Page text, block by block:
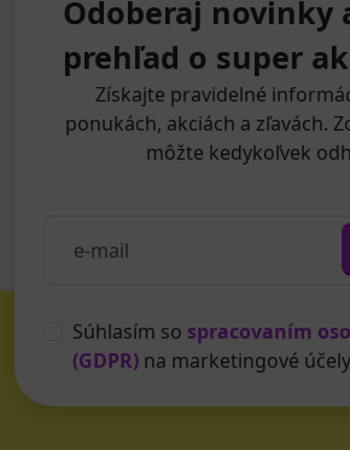
Odoberaj novinky
prehľad o super
Získajte pravidelné
ponukách, akciách a zľavách.
môžte kedykoľvek
Súhlasím so spracovaním
(GDPR) na marketingové účely